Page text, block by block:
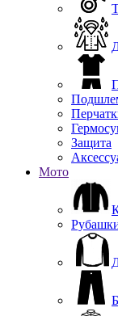
Защита
Мото